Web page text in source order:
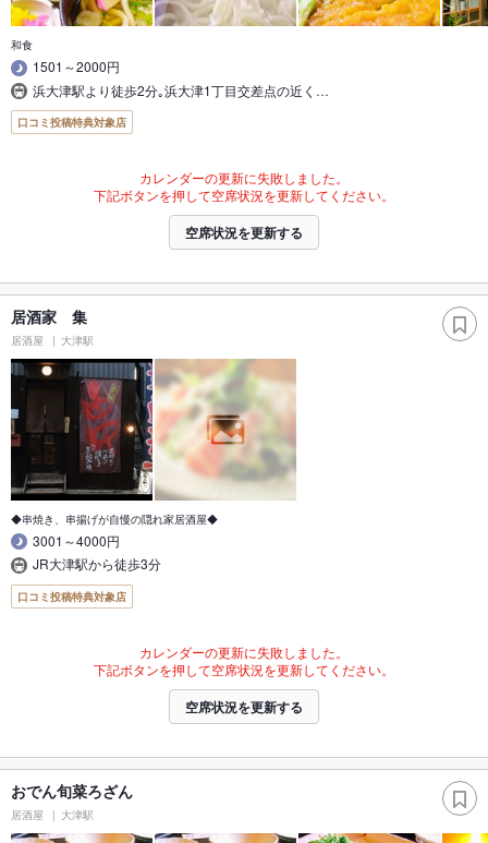
和食
1501～2000円
浜大津駅より徒歩2分｡浜大津1丁目交差点の近く…
口コミ投稿特典対象店
カレンダーの更新に失敗しました。
下記ボタンを押して空席状況を更新してください。
空席状況を更新する
居酒家 集
居酒屋 大津駅
◆串焼き、串揚げが自慢の隠れ家居酒屋◆
3001～4000円
JR大津駅から徒歩3分
口コミ投稿特典対象店
カレンダーの更新に失敗しました。
下記ボタンを押して空席状況を更新してください。
空席状況を更新する
おでん旬菜ろざん
居酒屋 大津駅